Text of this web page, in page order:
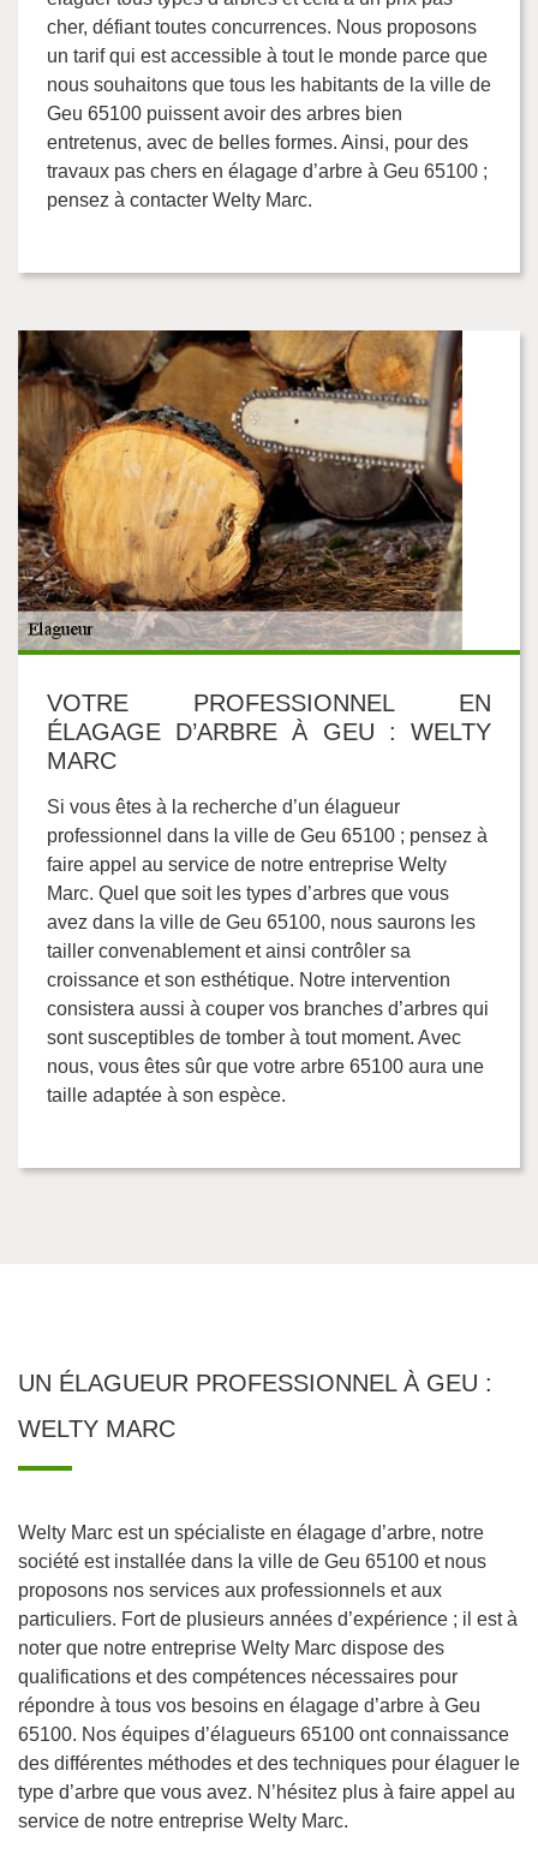
cher, défiant toutes concurrences. Nous proposons
un tarif qui est accessible à tout le monde parce que
nous souhaitons que tous les habitants de la ville de
Geu 65100 puissent avoir des arbres bien
entretenus, avec de belles formes. Ainsi, pour des
travaux pas chers en élagage d’arbre à Geu 65100 ;
pensez à contacter Welty Marc.
VOTRE PROFESSIONNEL EN
ÉLAGAGE D’ARBRE À GEU : WELTY
MARC
Si vous êtes à la recherche d’un élagueur
professionnel dans la ville de Geu 65100 ; pensez à
faire appel au service de notre entreprise Welty
Marc. Quel que soit les types d’arbres que vous
avez dans la ville de Geu 65100, nous saurons les
tailler convenablement et ainsi contrôler sa
croissance et son esthétique. Notre intervention
consistera aussi à couper vos branches d’arbres qui
sont susceptibles de tomber à tout moment. Avec
nous, vous êtes sûr que votre arbre 65100 aura une
taille adaptée à son espèce.
UN ÉLAGUEUR PROFESSIONNEL À GEU :
WELTY MARC
Welty Marc est un spécialiste en élagage d’arbre, notre
société est installée dans la ville de Geu 65100 et nous
proposons nos services aux professionnels et aux
particuliers. Fort de plusieurs années d’expérience ; il est à
noter que notre entreprise Welty Marc dispose des
qualifications et des compétences nécessaires pour
répondre à tous vos besoins en élagage d’arbre à Geu
65100. Nos équipes d’élagueurs 65100 ont connaissance
des différentes méthodes et des techniques pour élaguer le
type d’arbre que vous avez. N’hésitez plus à faire appel au
service de notre entreprise Welty Marc.